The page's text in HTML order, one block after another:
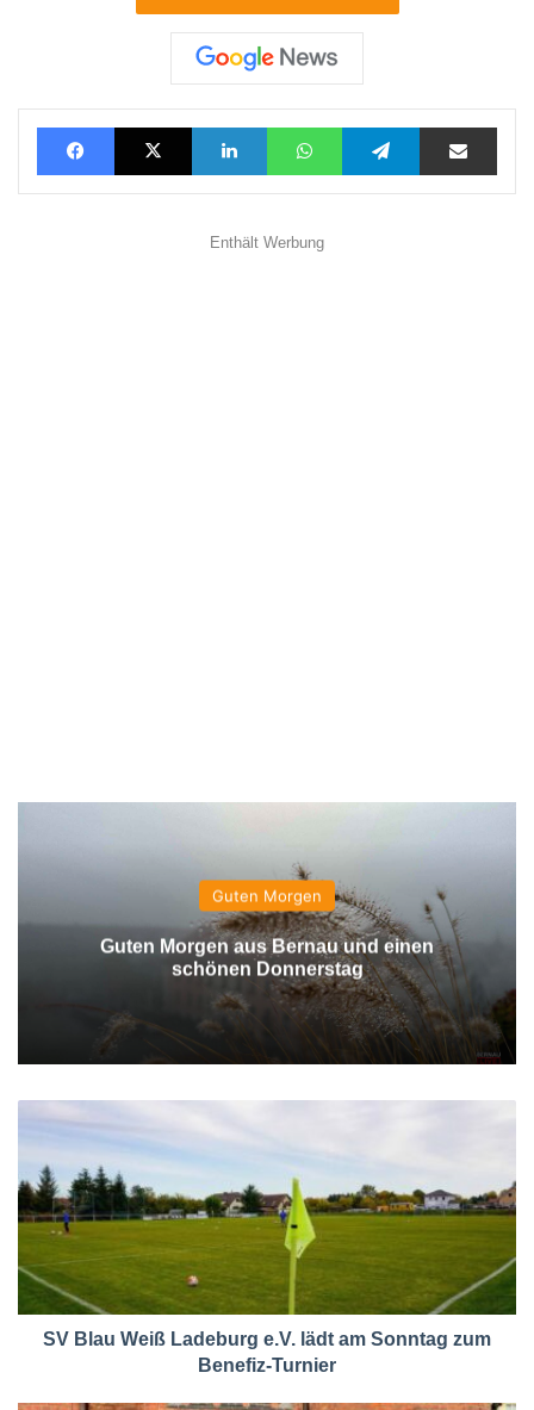
FacebookX LinkedInWhatsAppTelegramTeilen via E-Mail
Enthält Werbung
Guten Morgen
Guten Morgen aus Bernau und einen
schönen Donnerstag
SV Blau Weiß Ladeburg e.V. lädt am Sonntag zum
Benefiz-Turnier